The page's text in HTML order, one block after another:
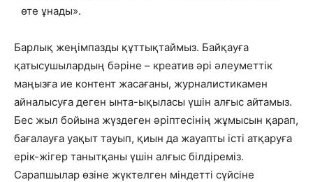
өте ұнады».
Барлық жеңімпазды құттықтаймыз. Байқауға
қатысушылардың бәріне – креатив әрі әлеуметтік
маңызға ие контент жасағаны, журналистикамен
айналысуға деген ынта-ықыласы үшін алғыс айтамыз.
Бес жыл бойына жүздеген әріптесінің жұмысын қарап,
бағалауға уақыт тауып, қиын да жауапты істі атқаруға
ерік-жігер танытқаны үшін алғыс білдіреміз.
Сарапшылар өзіне жүктелген міндетті сүйсіне